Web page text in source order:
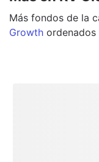
Más fondos de la
Growth